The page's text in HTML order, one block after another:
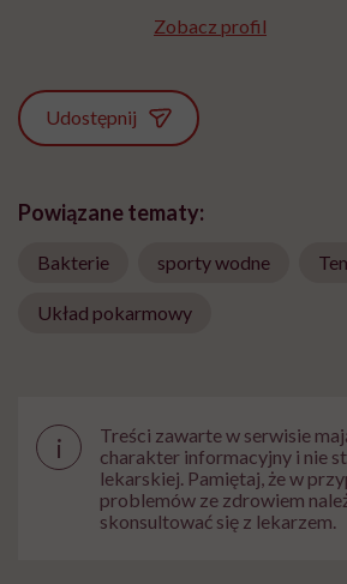
Zobacz profil
Udostępnij
Powiązane tematy:
Bakterie sporty wodne
Układ pokarmowy
i
Treści zawarte w serwisie
charakter informacyjny i nie
lekarskiej. Pamiętaj, że w
problemów ze zdrowiem
skonsultować się z lekarzem.